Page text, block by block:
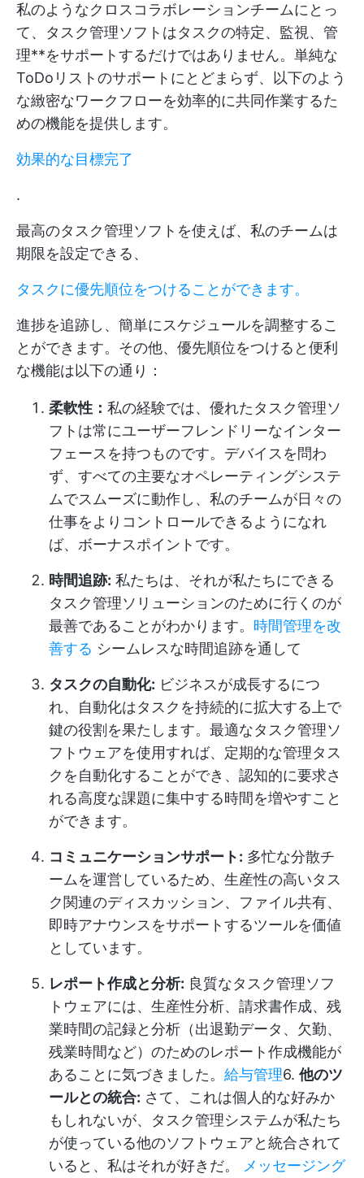
私のようなクロスコラボレーションチームにとっ
て、タスク管理ソフトはタスクの特定、監視、管
理**をサポートするだけではありません。単純な
ToDoリストのサポートにとどまらず、以下のよう
な緻密なワークフローを効率的に共同作業するた
めの機能を提供します。
効果的な目標完了
.
最高のタスク管理ソフトを使えば、私のチームは
期限を設定できる、
タスクに優先順位をつけることができます。
進捗を追跡し、簡単にスケジュールを調整するこ
とができます。その他、優先順位をつけると便利
な機能は以下の通り：
柔軟性： 私の経験では、優れたタスク管理ソ
フトは常にユーザーフレンドリーなインター
フェースを持つものです。デバイスを問わ
ず、すべての主要なオペレーティングシステ
ムでスムーズに動作し、私のチームが日々の
仕事をよりコントロールできるようになれ
ば、ボーナスポイントです。
時間追跡: 私たちは、それが私たちにできる
タスク管理ソリューションのために行くのが
最善であることがわかります。 時間管理を改
善する シームレスな時間追跡を通して
タスクの自動化: ビジネスが成長するにつ
れ、自動化はタスクを持続的に拡大する上で
鍵の役割を果たします。最適なタスク管理ソ
フトウェアを使用すれば、定期的な管理タス
クを自動化することができ、認知的に要求さ
れる高度な課題に集中する時間を増やすこと
ができます。
コミュニケーションサポート: 多忙な分散チ
ームを運営しているため、生産性の高いタス
ク関連のディスカッション、ファイル共有、
即時アナウンスをサポートするツールを価値
としています。
レポート作成と分析: 良質なタスク管理ソフ
トウェアには、生産性分析、請求書作成、残
業時間の記録と分析（出退勤データ、欠勤、
残業時間など）のためのレポート作成機能が
あることに気づきました。 給与管理6. 他のツ
ールとの統合: さて、これは個人的な好みか
もしれないが、タスク管理システムが私たち
が使っている他のソフトウェアと統合されて
いると、私はそれが好きだ。
メッセージング